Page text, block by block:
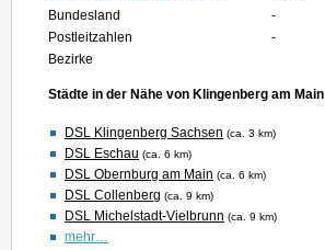
Bundesland
-
Postleitzahlen
-
Bezirke
Städte in der Nähe von Klingenberg am Main
DSL Klingenberg Sachsen (ca. 3 km)
DSL Eschau (ca. 6 km)
DSL Obernburg am Main (ca. 6 km)
DSL Collenberg (ca. 9 km)
DSL Michelstadt-Vielbrunn (ca. 9 km)
mehr…